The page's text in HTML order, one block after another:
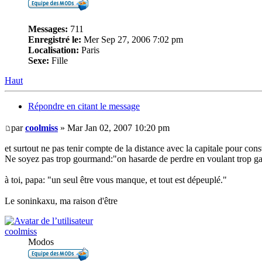
Messages: 711
Enregistré le: Mer Sep 27, 2006 7:02 pm
Localisation: Paris
Sexe: Fille
Haut
Répondre en citant le message
parcoolmiss » Mar Jan 02, 2007 10:20 pm
et surtout ne pas tenir compte de la distance avec la capitale pour
Ne soyez pas trop gourmand:"on hasarde de perdre en voulant trop
à toi, papa: "un seul être vous manque, et tout est dépeuplé."
Le soninkaxu, ma raison d'être
coolmiss
Modos